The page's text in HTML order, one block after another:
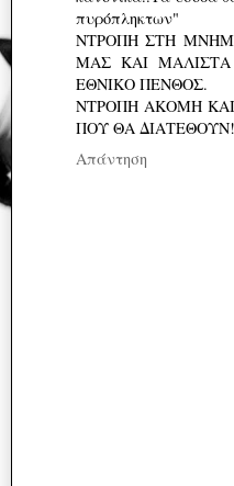
πυρόπληκτων"
ΝΤΡΟΠΗ ΣΤΗ
ΜΑΣ ΚΑΙ
ΕΘΝΙΚΟ ΠΕΝΘΟΣ.
ΝΤΡΟΠΗ ΑΚΟΜΗ
ΠΟΥ ΘΑ ΔΙΑΤΕΘΟΥΝ!
Απάντηση